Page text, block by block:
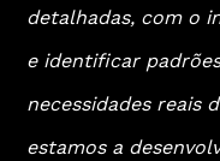
detalhadas, com o
e identificar
necessidades reais
estamos a